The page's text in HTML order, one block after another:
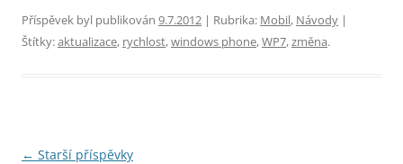
Příspěvek byl publikován 9.7.2012 | Rubrika: Mobil, Návody |
Štítky:aktualizace, rychlost,windows phone,WP7,změna.
Navigace
← Starší příspěvky